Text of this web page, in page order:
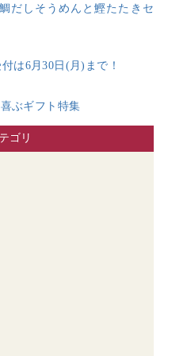
だしそうめんと鰹たたきセ
は6月30日(月)まで！
ぶギフト特集
ゴリ